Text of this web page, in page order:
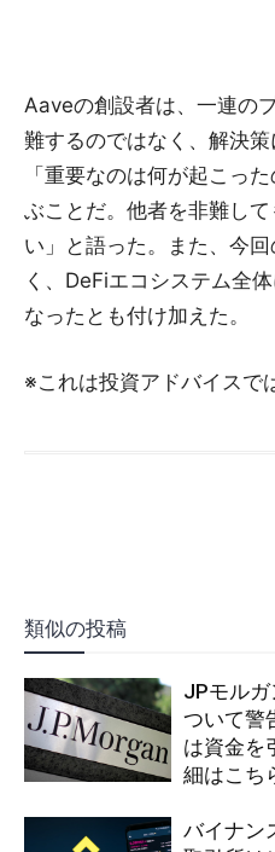
Aaveの創設者は、一連の
難するのではなく、解決策
「重要なのは何が起こっ
ぶことだ。他者を非難し
い」と語った。また、今
く、DeFiエコシステム全
なったとも付け加えた。
※これは投資アドバイスで
類似の投稿
JPモル
ついて警
は資金を
細はこち
バイナン